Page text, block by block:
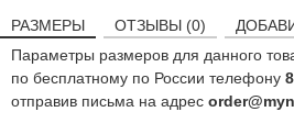
РАЗМЕРЫ ОТЗЫВЫ (0)
Параметры размеров для данного
по бесплатному по России телефону
отправив письма на адрес